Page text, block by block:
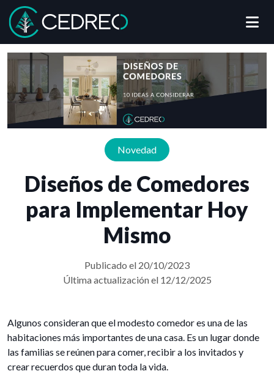
Cedreo
Diseños de Comedores
para Implementar Hoy
Mismo
Publicado el 20/10/2023
Última actualización el 12/12/2025
Novedad
Algunos consideran que el modesto comedor es una de las
habitaciones más importantes de una casa. Es un lugar donde
las familias se reúnen para comer, recibir a los invitados y
crear recuerdos que duran toda la vida.